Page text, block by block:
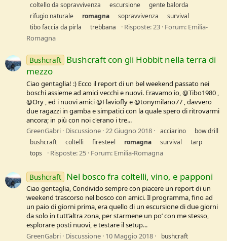
coltello da sopravvivenza
escursione
gente balorda
rifugio naturale
romagna sopravvivenza
survival
tibo faccia da pirla
trebbana Risposte: 23 Forum: Emilia-
Romagna
Bushcraft Bushcraft con gli Hobbit nella terra di
mezzo
Ciao gentaglia! :) Ecco il report di un bel weekend passato nei
boschi assieme ad amici vecchi e nuovi. Eravamo io, @Tibo1980 ,
@Ory , ed i nuovi amici @Flaviofly e @tonymilano77 , davvero
due ragazzi in gamba e simpatici con la quale spero di ritrovarmi
ancora; in più con noi c'erano i tre...
GreenGabri Discussione 22 Giugno 2018 acciarino
bow drill
bushcraft
coltelli firesteel romagna survival
tarp
tops
Risposte: 25 Forum: Emilia-Romagna
Bushcraft Nel bosco fra coltelli, vino, e papponi
Ciao gentaglia, Condivido sempre con piacere un report di un
weekend trascorso nel bosco con amici. Il programma, fino ad
un paio di giorni prima, era quello di un escursione di due giorni
da solo in tutt’altra zona, per starmene un po’ con me stesso,
esplorare posti nuovi, e testare il setup...
GreenGabri Discussione 10 Maggio 2018
bushcraft